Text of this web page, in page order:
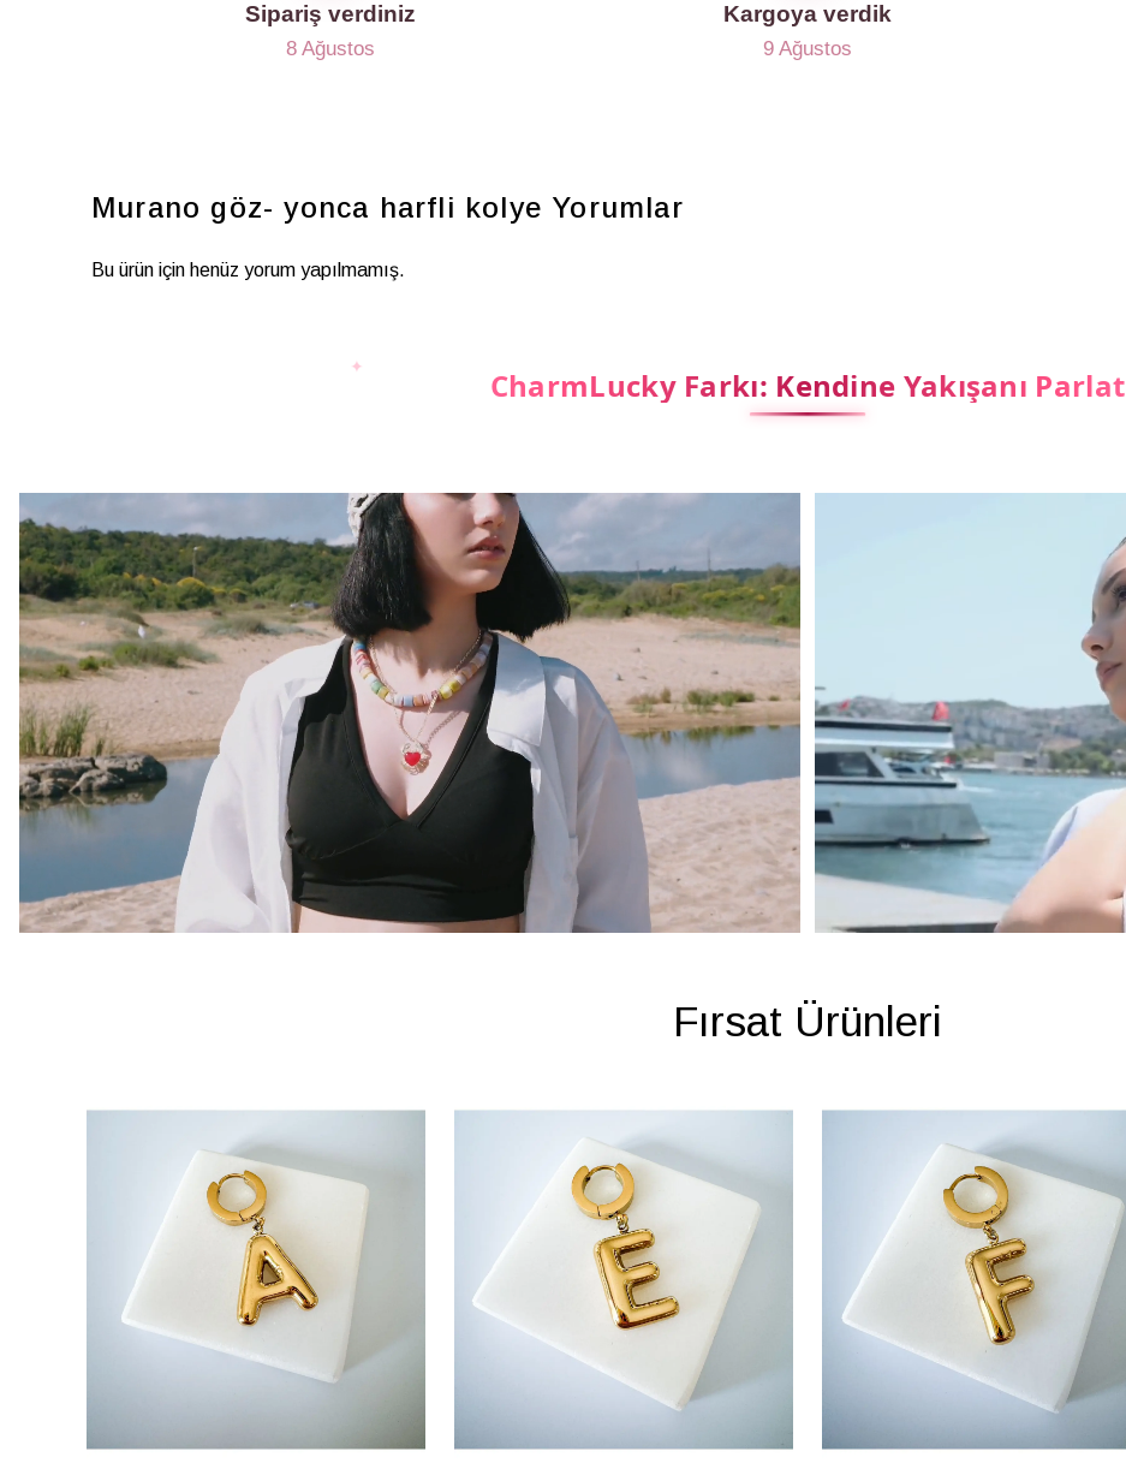
Sipariş verdiniz
8 Ağustos
Kargoya verdik
9 Ağustos
Murano göz- yonca harfli kolye Yorumlar
Bu ürün için henüz yorum yapılmamış.
CharmLucky Farkı: Kendine Yakışanı Parlat
Fırsat Ürünleri